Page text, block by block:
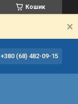
Кошик
+380 (68) 482-09-15